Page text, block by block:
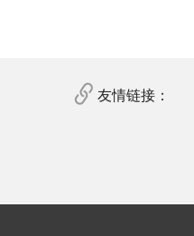
友情链接：